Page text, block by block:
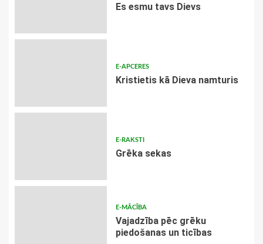
Es esmu tavs Dievs
E-APCERES
Kristietis kā Dieva namturis
E-RAKSTI
Grēka sekas
E-MĀCĪBA
Vajadzība pēc grēku
piedošanas un ticības